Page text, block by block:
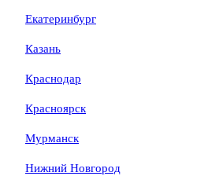
Екатеринбург
Казань
Краснодар
Красноярск
Мурманск
Нижний Новгород